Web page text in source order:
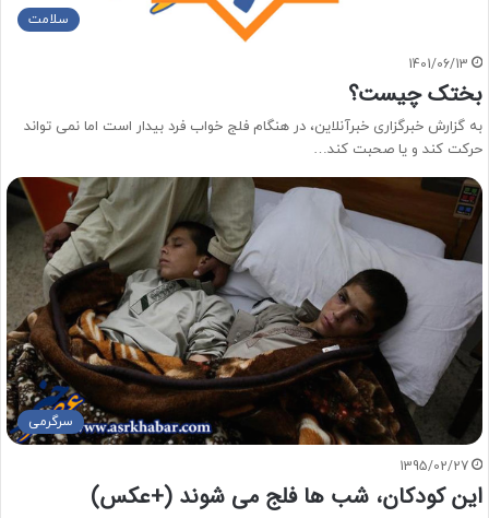
سلامت
1401/06/13
بختک چیست؟
به گزارش خبرگزاری خبرآنلاین، در هنگام فلج خواب فرد بیدار است اما نمی تواند
حرکت کند و یا صحبت کند…
سرگرمی
1395/02/27
این کودکان، شب ها فلج می شوند (+عکس)